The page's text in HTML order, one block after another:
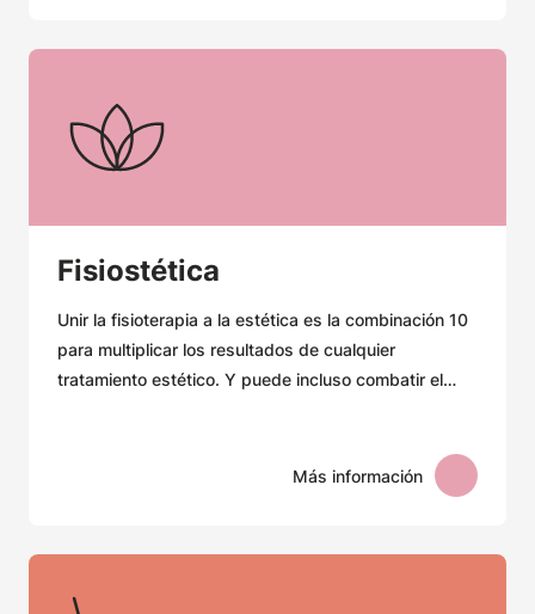
Fisiostética
Unir la fisioterapia a la estética es la combinación 10
para multiplicar los resultados de cualquier
tratamiento estético. Y puede incluso combatir el
Más información